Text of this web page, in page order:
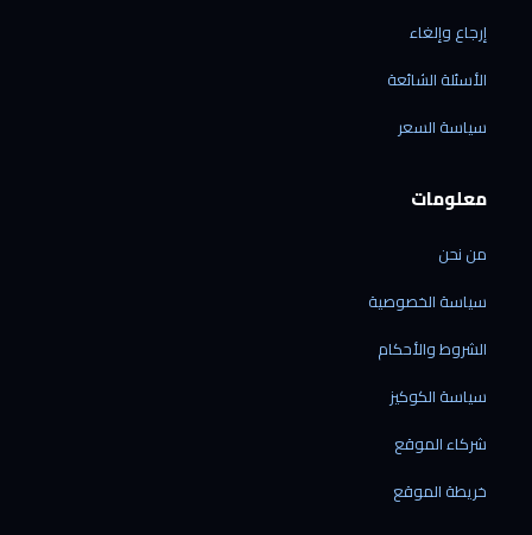
إرجاع وإلغاء
الأسئلة الشائعة
سياسة السعر
معلومات
من نحن
سياسة الخصوصية
الشروط والأحكام
سياسة الكوكيز
شركاء الموقع
خريطة الموقع